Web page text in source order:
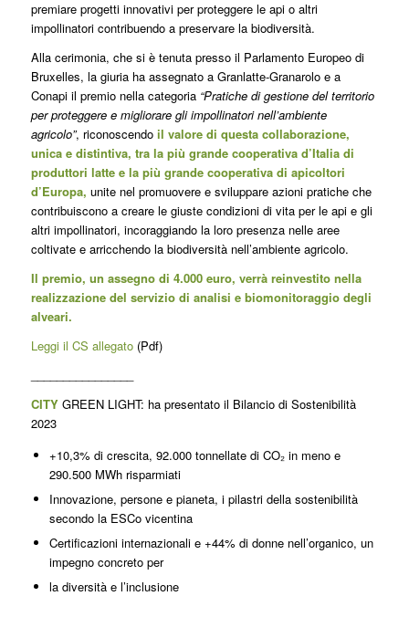
premiare progetti innovativi per proteggere le api o altri
impollinatori contribuendo a preservare la biodiversità.
Alla cerimonia, che si è tenuta presso il Parlamento Europeo di
Bruxelles, la giuria ha assegnato a Granlatte-Granarolo e a
Conapi il premio nella categoria “Pratiche di gestione del territorio
per proteggere e migliorare gli impollinatori nell’ambiente
agricolo”, riconoscendo il valore di questa collaborazione,
unica e distintiva, tra la più grande cooperativa d’Italia di
produttori latte e la più grande cooperativa di apicoltori
d’Europa, unite nel promuovere e sviluppare azioni pratiche che
contribuiscono a creare le giuste condizioni di vita per le api e gli
altri impollinatori, incoraggiando la loro presenza nelle aree
coltivate e arricchendo la biodiversità nell’ambiente agricolo.
Il premio, un assegno di 4.000 euro, verrà reinvestito nella
realizzazione del servizio di analisi e biomonitoraggio degli
alveari.
Leggi il CS allegato(Pdf)
CITYGREEN LIGHT: ha presentato il Bilancio di Sostenibilità
2023
+10,3% di crescita, 92.000 tonnellate di CO₂ in meno e
290.500 MWh risparmiati
Innovazione, persone e pianeta, i pilastri della sostenibilità
secondo la ESCo vicentina
Certificazioni internazionali e +44% di donne nell’organico, un
impegno concreto per
la diversità e l’inclusione